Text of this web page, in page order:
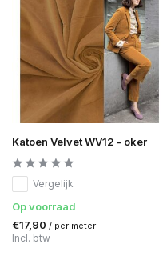
Katoen Velvet WV12 - oker
Vergelijk
Op voorraad
€17,90 / per meter
Incl. btw